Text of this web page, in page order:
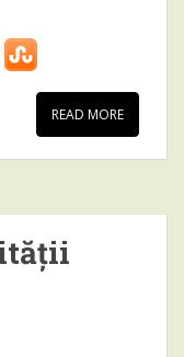
READ MORE